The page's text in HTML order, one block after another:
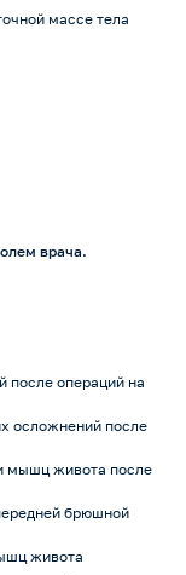
массе тела
врача.
после операций на
осложнений после
мышц живота после
брюшной
живота